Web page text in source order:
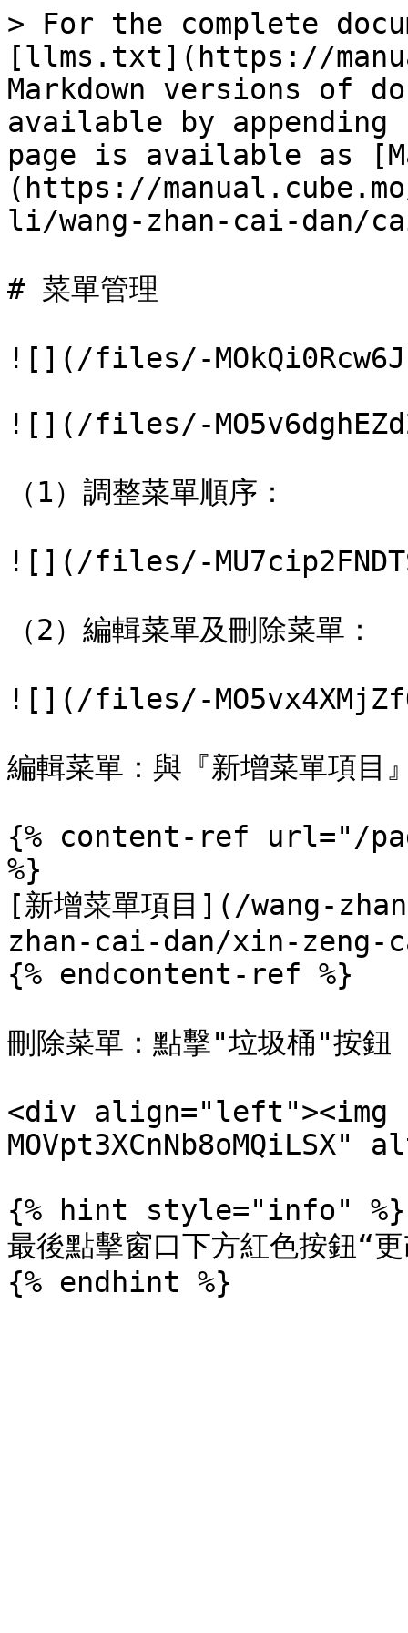
> For the complete
[llms.txt](https://
Markdown versions of
available by
page is available as
(https://
li/wang-zhan-cai-dan/
# 菜單管理
![](/files/-
![](/files/-
（1）調整菜單順序：
![](/files/-
（2）編輯菜單及刪除菜單：
![](/files/-
編輯菜單：與『新增菜單項目
{% content-ref url="/
%}
[新增菜單項目](/wang-
zhan-cai-dan/xin-zeng-
{% endcontent-ref %}
刪除菜單：點擊"垃圾桶"按鈕
<div
{% hint style="info" %}
最後點擊窗口下方紅色按鈕“